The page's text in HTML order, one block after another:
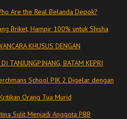
Are the Real Belanda Depok?
Briket, Hampir 100% untuk Shisha
KHUSUS DENGAN
TANJUNGPINANG, BATAM KEPRI
School PIK 2 Digelar dengan
Orang Tua Murid
Sulit Menjadi Anggota PBB